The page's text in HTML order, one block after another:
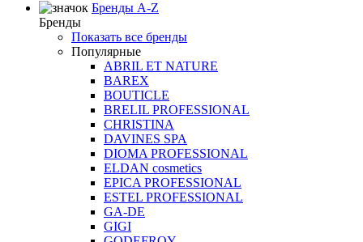
Бренды A-Z
Бренды
Показать все бренды
Популярные
ABRIL ET NATURE
BAREX
BOUTICLE
BRELIL PROFESSIONAL
CHRISTINA
DAVINES SPA
DIOMA PROFESSIONAL
ELDAN cosmetics
EPICA PROFESSIONAL
ESTEL PROFESSIONAL
GA-DE
GIGI